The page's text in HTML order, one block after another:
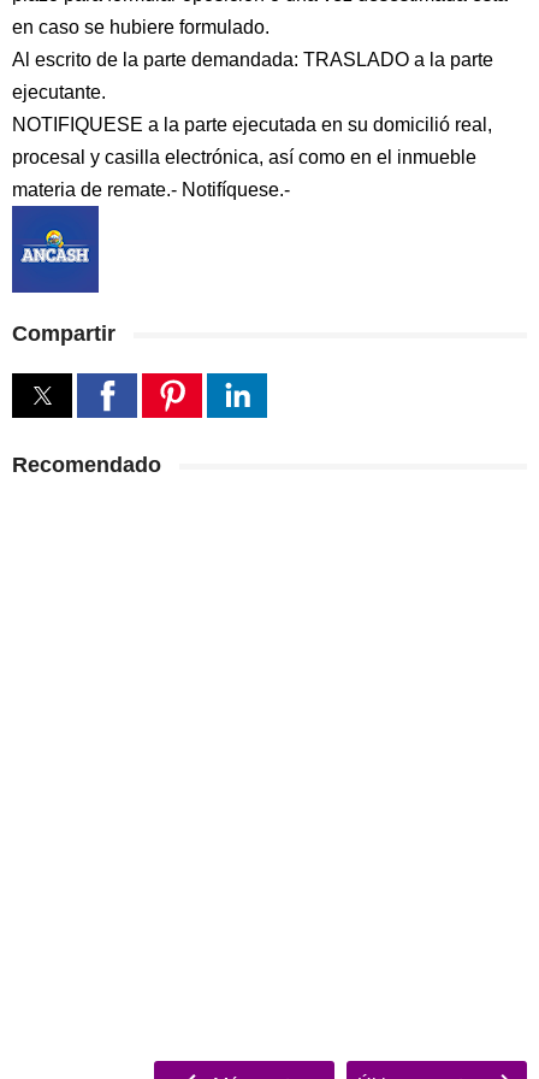
en caso se hubiere formulado.
Al escrito de la parte demandada: TRASLADO a la parte
ejecutante.
NOTIFIQUESE a la parte ejecutada en su domicilió real,
procesal y casilla electrónica, así como en el inmueble
materia de remate.- Notifíquese.-
Compartir
Recomendado